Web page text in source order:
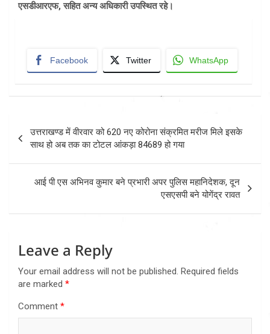
एसडीआरएफ, सहित अन्य अधिकारी उपस्थित रहे।
Facebook Twitter WhatsApp
navigation
उत्तराखण्ड में वीरवार को 620 नए कोरोना संक्रमित मरीज मिले इसके
साथ हो अब तक का टोटल आंकड़ा 84689 हो गया
आई पी एस अभिनव कुमार बने प्रभारी अपर पुलिस महानिदेशक, दून
एसएसपी बने योगेंद्र रावत
Leave a Reply
Your email address will not be published. Required fields
are marked *
Comment *